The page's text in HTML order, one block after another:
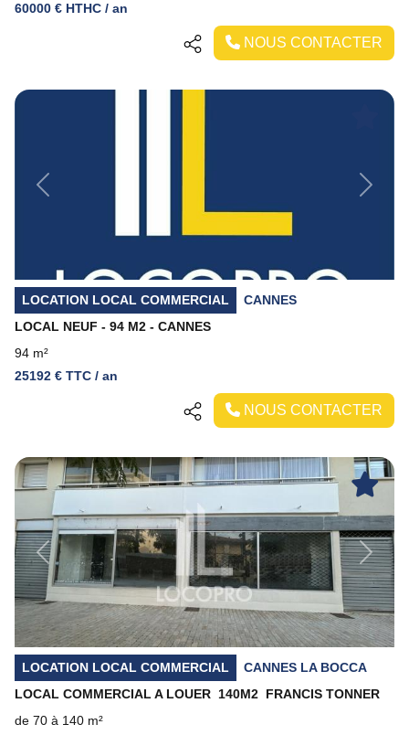
60000 € HTHC / an
NOUS CONTACTER
Previous Next
LOCATION LOCAL COMMERCIAL
CANNES
LOCAL NEUF - 94 M2 - CANNES
94 m²
25192 € TTC / an
NOUS CONTACTER
Previous Next
LOCATION LOCAL COMMERCIAL
CANNES LA BOCCA
LOCAL COMMERCIAL A LOUER  140M2  FRANCIS TONNER
de 70 à 140 m²